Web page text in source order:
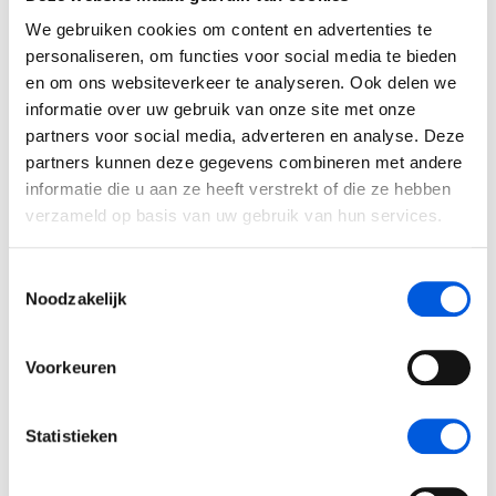
We gebruiken cookies om content en advertenties te
personaliseren, om functies voor social media te bieden
en om ons websiteverkeer te analyseren. Ook delen we
informatie over uw gebruik van onze site met onze
partners voor social media, adverteren en analyse. Deze
partners kunnen deze gegevens combineren met andere
informatie die u aan ze heeft verstrekt of die ze hebben
verzameld op basis van uw gebruik van hun services.
Noodzakelijk
Voorkeuren
Statistieken
formulier in om de brochure en offerte per mail te
ontvangen.
Brochure en offerte
Onze ervaren trainers dagen je uit om meer uit jezelf te
training.